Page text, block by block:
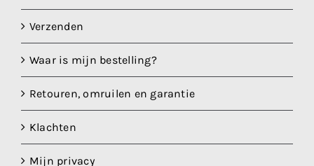
Verzenden
Waar is mijn bestelling?
Retouren, omruilen en garantie
Klachten
Mijn privacy